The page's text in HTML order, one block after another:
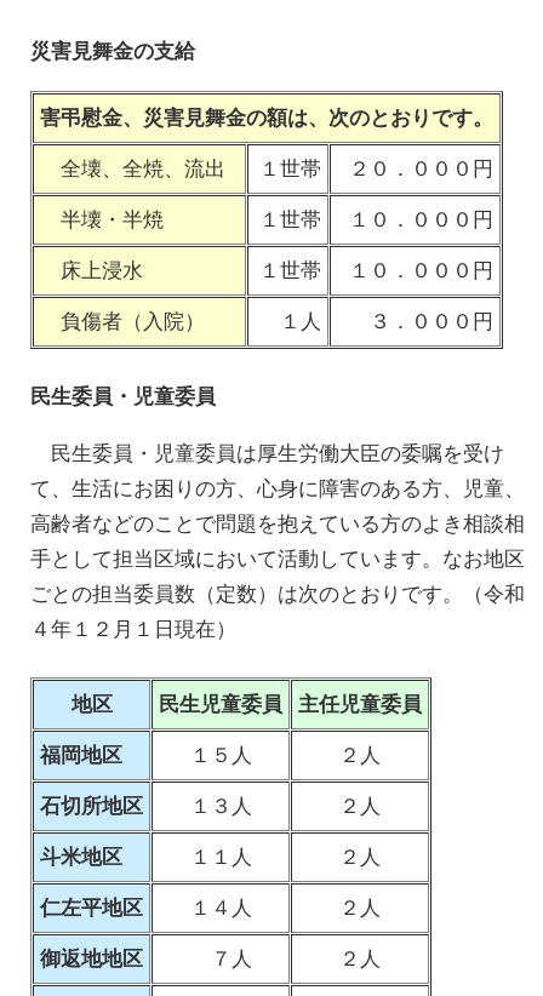
災害見舞金の支給
害弔慰金、災害見舞金の額は、次のとおりです。
全壊、全焼、流出 １世帯 ２０．０００円
半壊・半焼 １世帯 １０．０００円
床上浸水 １世帯 １０．０００円
負傷者（入院） １人 ３．０００円
民生委員・児童委員
民生委員・児童委員は厚生労働大臣の委嘱を受け
て、生活にお困りの方、心身に障害のある方、児童、
高齢者などのことで問題を抱えている方のよき相談相
手として担当区域において活動しています。なお地区
ごとの担当委員数（定数）は次のとおりです。（令和
４年１２月１日現在）
地区 民生児童委員 主任児童委員
福岡地区 １５人 ２人
石切所地区 １３人 ２人
斗米地区 １１人 ２人
仁左平地区 １４人 ２人
御返地地区 ７人 ２人